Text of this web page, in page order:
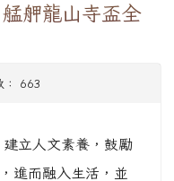
舺龍山寺盃全
： 663
立人文素養，鼓勵
進而融入生活，並